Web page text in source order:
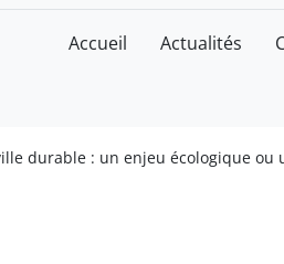
Accueil Actualités
durable : un enjeu écologique